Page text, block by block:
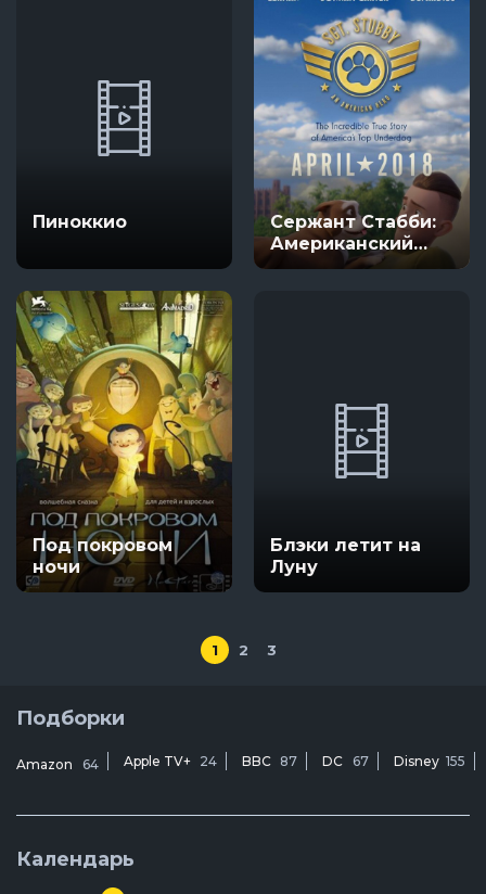
Пиноккио
Сержант Стабби:
Американский
герой
Под покровом
ночи
Блэки летит на
Луну
1 2 3
Подборки
Amazon 64 Apple TV+ 24 BBC 87 DC 67 Disney 155
Календарь